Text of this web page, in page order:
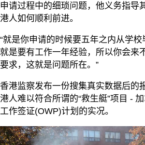
申请过程中的细琐问题，他义务指导
港人如何顺利前进。
“就是你申请的时候要五年之内从学
就是要有工作一年经验，所以你会来
要求，这就是问题所在。”
香港监察发布一份搜集真实数据后的
港人难以符合所谓的“救生艇”项目 -
工作签证(OWP)计划的实况。